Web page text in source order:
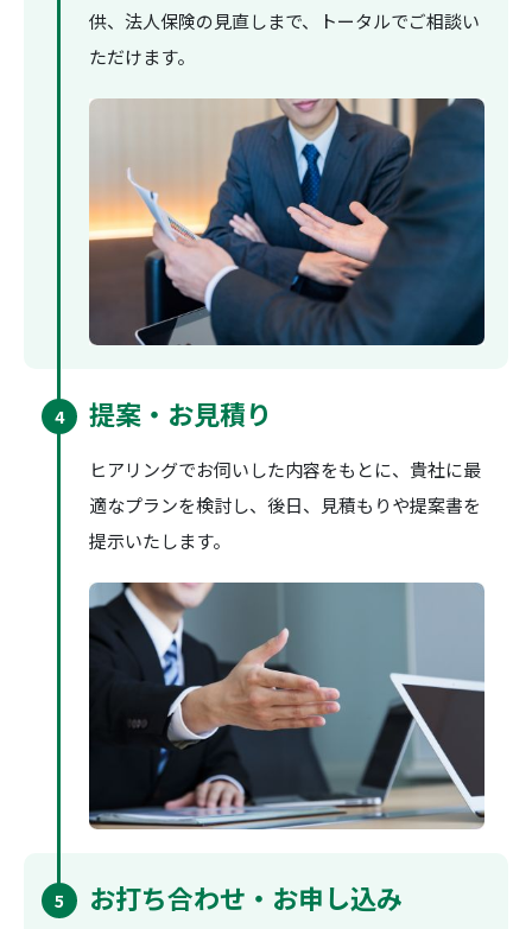
供、法人保険の見直しまで、トータルでご相談い
ただけます。
4 提案・お見積り
ヒアリングでお伺いした内容をもとに、貴社に最
適なプランを検討し、後日、見積もりや提案書を
提示いたします。
5 お打ち合わせ・お申し込み